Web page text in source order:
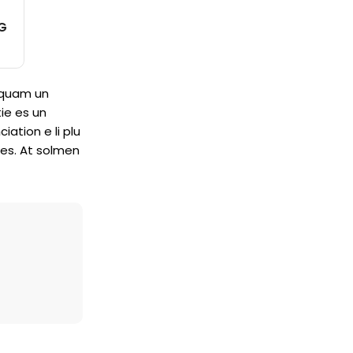
un
es un
e li plu
At solmen